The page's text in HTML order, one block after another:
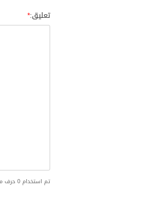
تعليق:
تم استخدام 0 حرف من أصل 2000